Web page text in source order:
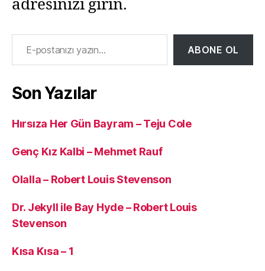
adresinizi girin.
E-postanızı yazın…
ABONE OL
Son Yazılar
Hırsıza Her Gün Bayram – Teju Cole
Genç Kız Kalbi – Mehmet Rauf
Olalla – Robert Louis Stevenson
Dr. Jekyll ile Bay Hyde – Robert Louis
Stevenson
Kısa Kısa – 1